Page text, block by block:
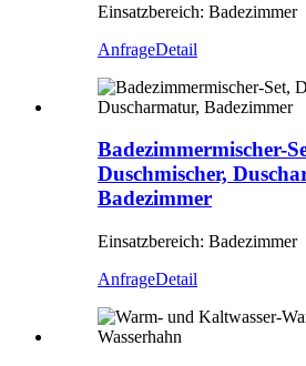
Einsatzbereich: Badezimmer
AnfrageDetail
Badezimmermischer-
Duschmischer,
Badezimmer
Einsatzbereich: Badezimmer
AnfrageDetail